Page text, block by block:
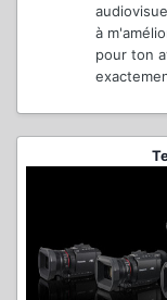
à
pour ton